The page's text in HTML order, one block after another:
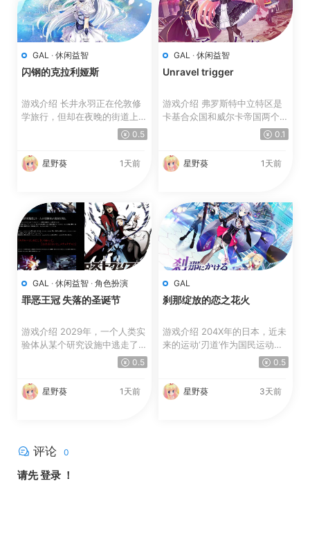
GAL · 休闲益智
闪钢的克拉利娅斯
游戏介绍 长井永羽正在伦敦修
学旅行，但却在夜晚的街道上迷
路了。 历尽千辛终于到...
0.5
星野葵 1天前
GAL · 休闲益智
Unravel trigger
游戏介绍 弗罗斯特中立特区是
卡基合众国和威尔卡帝国两个大
0.1
星野葵 1天前
GAL · 休闲益智 · 角色扮演
罪恶王冠 失落的圣诞节
游戏介绍 2029年，一个人类实
验体从某个研究设施中逃走了。
0.5
星野葵 1天前
GAL
刹那绽放的恋之花火
游戏介绍 204X年的日本，近未
来的运动‘刃道’作为国民运动充
0.5
星野葵 3天前
评论 0
请先登录 ！